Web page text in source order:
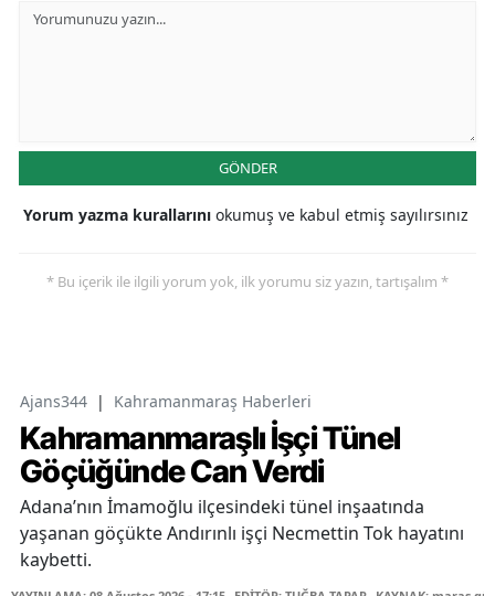
GÖNDER
Yorum yazma kurallarını okumuş ve kabul etmiş sayılırsınız
* Bu içerik ile ilgili yorum yok, ilk yorumu siz yazın, tartışalım *
Ajans344 | Kahramanmaraş Haberleri
Kahramanmaraşlı İşçi Tünel
Göçüğünde Can Verdi
Adana’nın İmamoğlu ilçesindeki tünel inşaatında
yaşanan göçükte Andırınlı işçi Necmettin Tok hayatını
kaybetti.